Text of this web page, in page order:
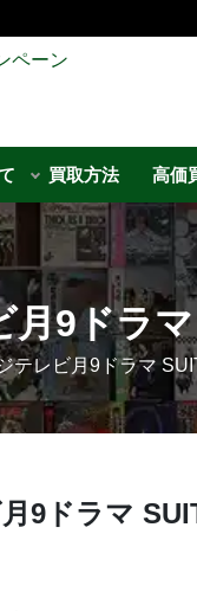
買取方法 高価
月9ドラ
ジテレビ月9ドラマ
月9ドラマ